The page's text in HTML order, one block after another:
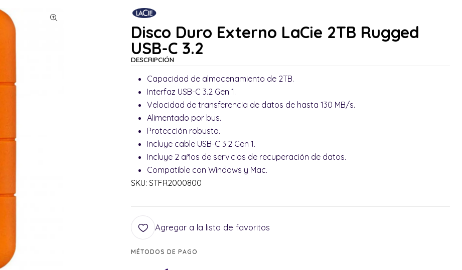
Disco Duro Externo LaCie 2TB Rugged
USB-C 3.2
DESCRIPCIÓN
Capacidad de almacenamiento de 2TB.
Interfaz USB-C 3.2 Gen 1.
Velocidad de transferencia de datos de hasta 130 MB/s.
Alimentado por bus.
Protección robusta.
Incluye cable USB-C 3.2 Gen 1.
Incluye 2 años de servicios de recuperación de datos.
Compatible con Windows y Mac.
SKU: STFR2000800
Agregar a la lista de favoritos
MÉTODOS DE PAGO